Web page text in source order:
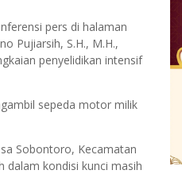
pers di halaman
Pujiarsih, S.H., M.H.,
penyelidikan intensif
sepeda motor milik
Sobontoro, Kecamatan
dalam kondisi kunci masih